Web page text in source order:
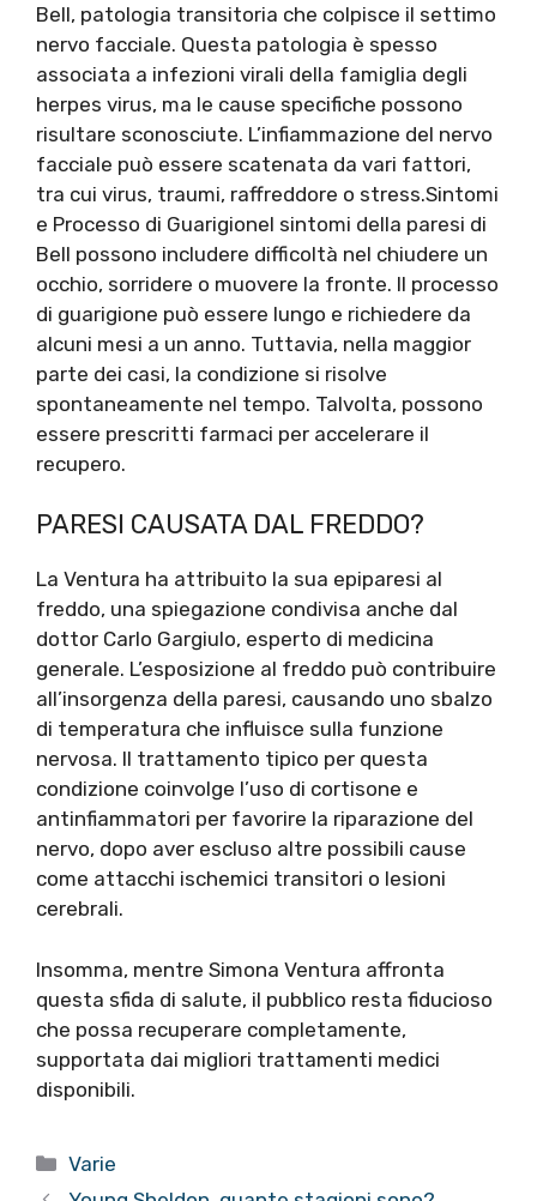
Bell, patologia transitoria che colpisce il settimo
nervo facciale. Questa patologia è spesso
associata a infezioni virali della famiglia degli
herpes virus, ma le cause specifiche possono
risultare sconosciute. L’infiammazione del nervo
facciale può essere scatenata da vari fattori,
tra cui virus, traumi, raffreddore o stress.Sintomi
e Processo di GuarigioneI sintomi della paresi di
Bell possono includere difficoltà nel chiudere un
occhio, sorridere o muovere la fronte. Il processo
di guarigione può essere lungo e richiedere da
alcuni mesi a un anno. Tuttavia, nella maggior
parte dei casi, la condizione si risolve
spontaneamente nel tempo. Talvolta, possono
essere prescritti farmaci per accelerare il
recupero.
PARESI CAUSATA DAL FREDDO?
La Ventura ha attribuito la sua epiparesi al
freddo, una spiegazione condivisa anche dal
dottor Carlo Gargiulo, esperto di medicina
generale. L’esposizione al freddo può contribuire
all’insorgenza della paresi, causando uno sbalzo
di temperatura che influisce sulla funzione
nervosa. Il trattamento tipico per questa
condizione coinvolge l’uso di cortisone e
antinfiammatori per favorire la riparazione del
nervo, dopo aver escluso altre possibili cause
come attacchi ischemici transitori o lesioni
cerebrali.
Insomma, mentre Simona Ventura affronta
questa sfida di salute, il pubblico resta fiducioso
che possa recuperare completamente,
supportata dai migliori trattamenti medici
disponibili.
Categorie
Varie